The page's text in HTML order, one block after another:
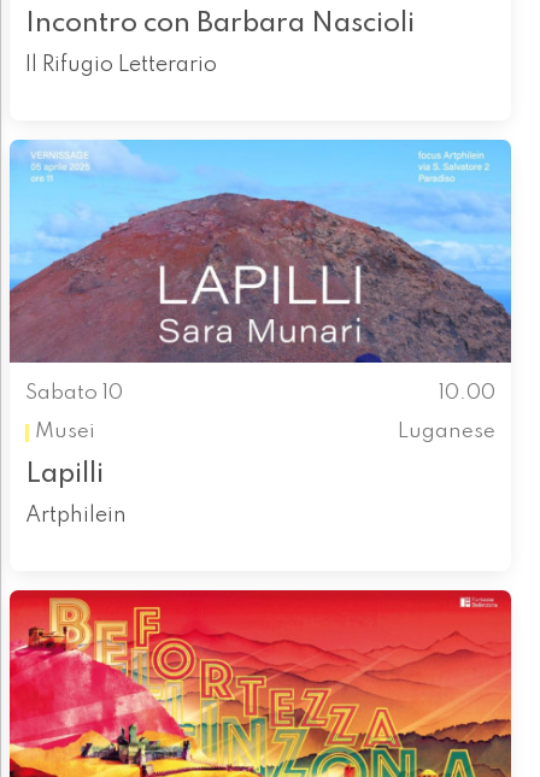
Incontro con Barbara Nascioli
Il Rifugio Letterario
Sabato 10
10.00
Musei
Luganese
Lapilli
Artphilein